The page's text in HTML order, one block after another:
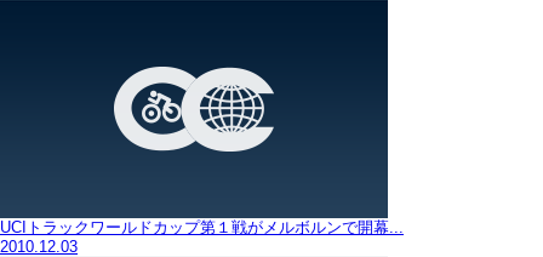
UCIトラックワールドカップ第１戦がメルボルンで開幕...
2010.12.03